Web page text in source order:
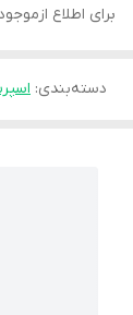
برای اطلاع
دسته‌بندی: